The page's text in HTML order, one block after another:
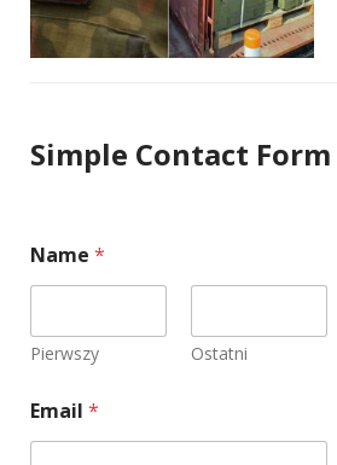
Simple Contact Form
Name *
Pierwszy Ostatni
Email *